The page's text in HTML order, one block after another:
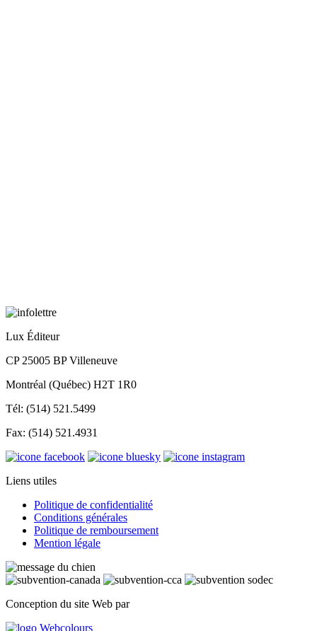
Lux Éditeur
CP 25005 BP Villeneuve
Montréal (Québec) H2T 1R0
Tél: (514) 521.5499
Fax: (514) 521.4931
Liens utiles
Politique de confidentialité
Conditions générales
Politique de remboursement
Mention légale
Conception du site Web par